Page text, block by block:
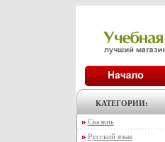
КАТЕГОРИИ:
Сказкиь
Русский язык